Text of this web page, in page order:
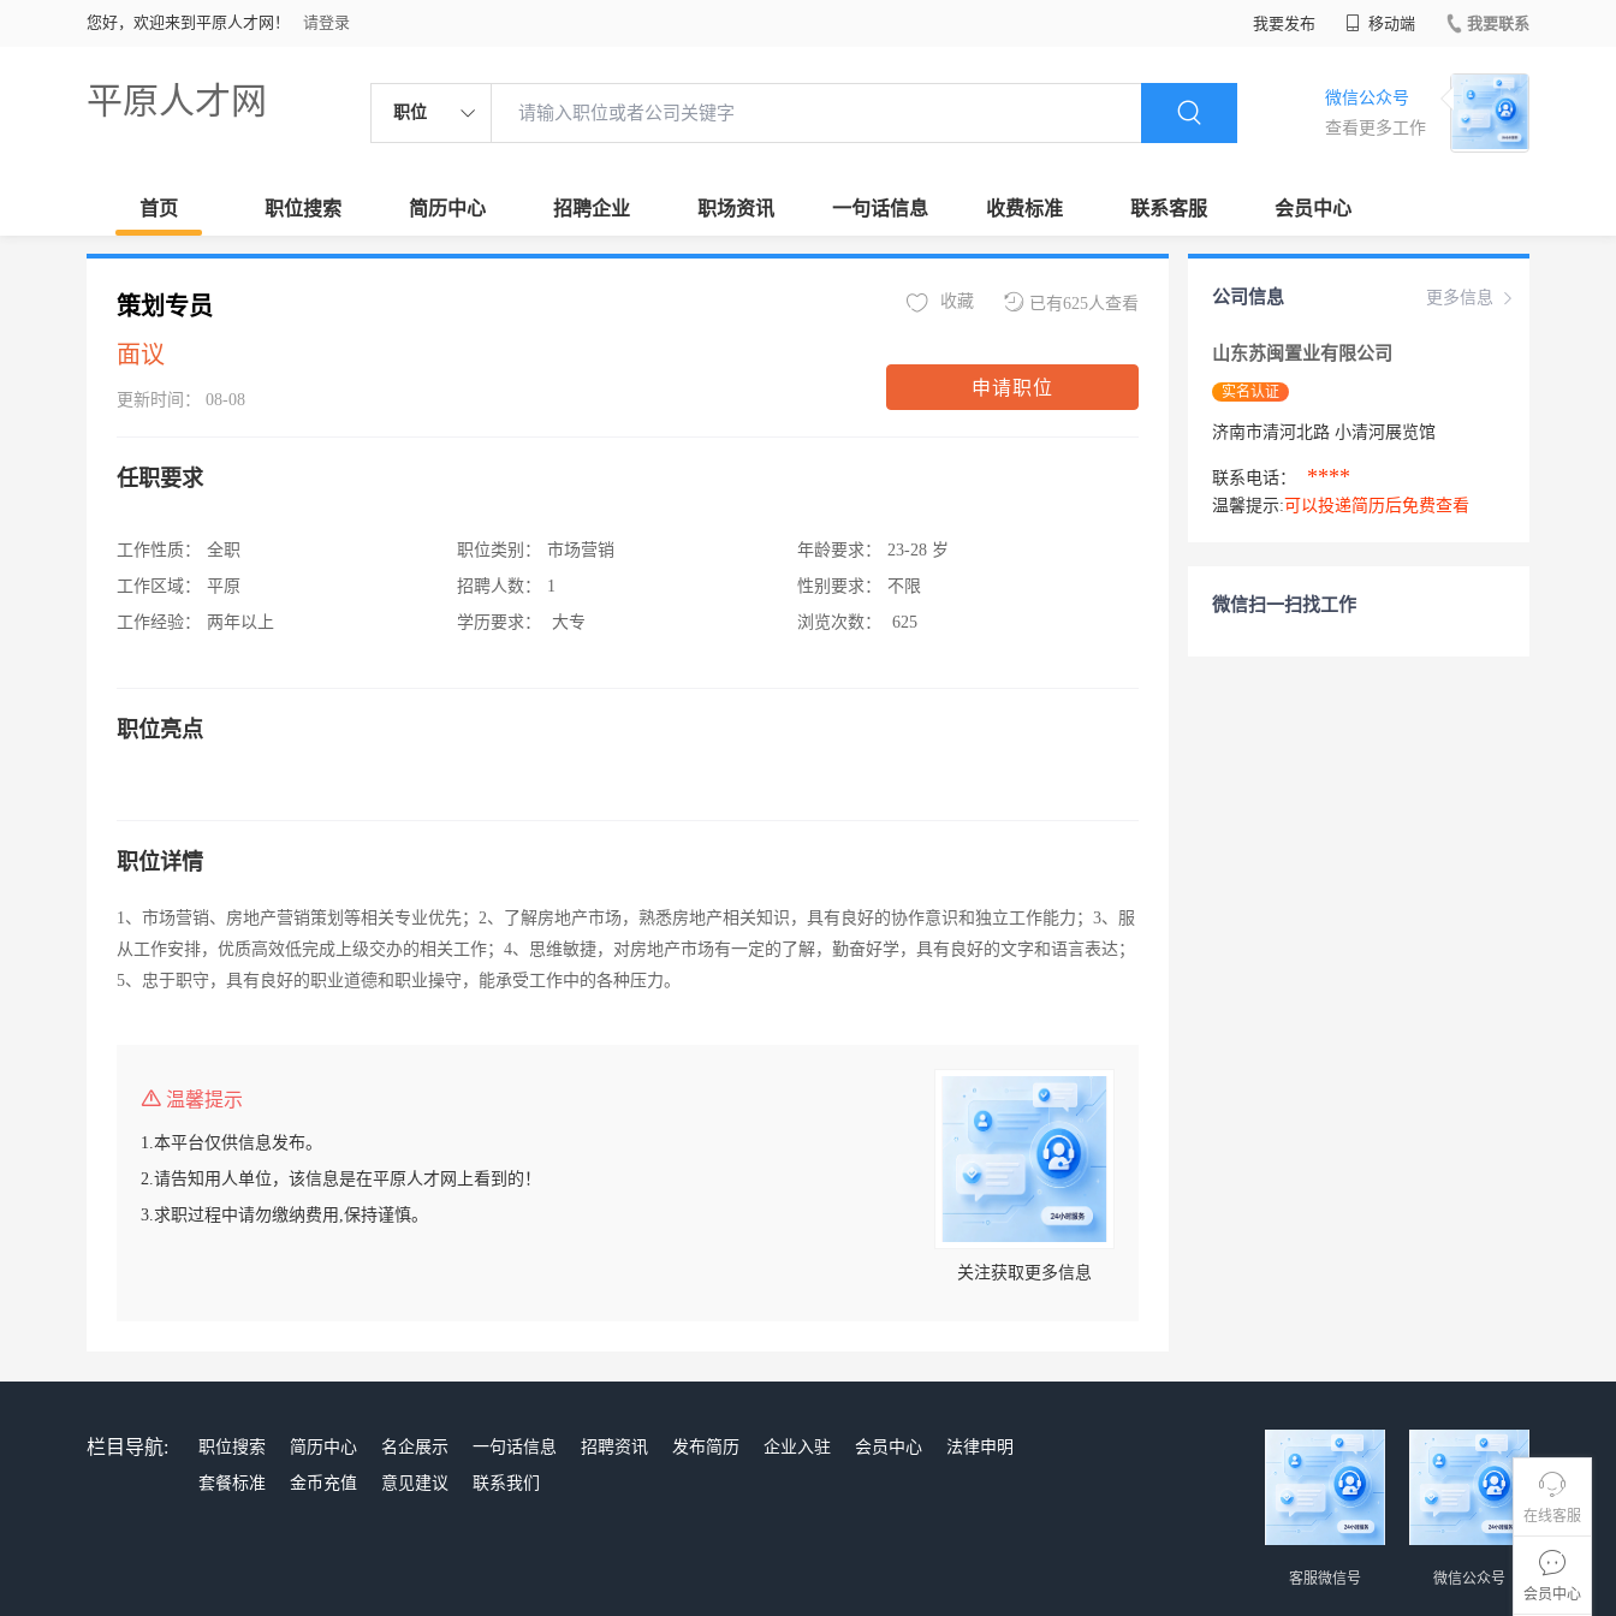
您好，欢迎来到平原人才网！ 请登录 我要发布 移动端 我要联系
平原人才网 职位
微信公众号
查看更多工作
首页 职位搜索 简历中心 招聘企业 职场资讯 一句话信息 收费标准 联系客服 会员中心
在线客服
会员中心
策划专员
面议
更新时间： 08-08
已有625人查看
收藏
申请职位
任职要求
工作性质：
全职
工作区域：
平原
工作经验：
两年以上
职位类别：
市场营销
招聘人数：
1
学历要求：
大专
年龄要求：
23-28 岁
性别要求：
不限
浏览次数：
625
职位亮点
职位详情
1、市场营销、房地产营销策划等相关专业优先；2、了解房地产市场，熟悉房地产相关知识，具有良好的协作意识和独立工作能力；3、服
从工作安排，优质高效低完成上级交办的相关工作；4、思维敏捷，对房地产市场有一定的了解，勤奋好学，具有良好的文字和语言表达；
5、忠于职守，具有良好的职业道德和职业操守，能承受工作中的各种压力。
温馨提示
1.本平台仅供信息发布。
2.请告知用人单位，该信息是在平原人才网上看到的！
3.求职过程中请勿缴纳费用,保持谨慎。
关注获取更多信息
更多信息
公司信息
山东苏闽置业有限公司
实名认证
济南市清河北路 小清河展览馆
联系电话： ****
温馨提示: 可以投递简历后免费查看
微信扫一扫找工作
栏目导航: 职位搜索 简历中心 名企展示 一句话信息 招聘资讯 发布简历 企业入驻 会员中心
法律申明
套餐标准
金币充值 意见建议 联系我们
微信公众号
客服微信号